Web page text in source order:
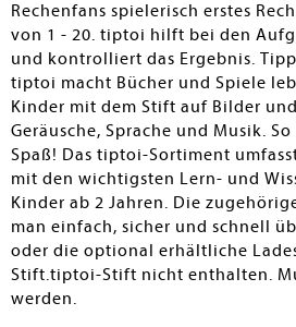
Rechenfans spielerisch erstes
von 1 - 20. tiptoi hilft bei den
und kontrolliert das Ergebnis.
tiptoi macht Bücher und Spiele
Kinder mit dem Stift auf Bilder
Geräusche, Sprache und Musik.
Spaß! Das tiptoi-Sortiment
mit den wichtigsten Lern- und
Kinder ab 2 Jahren. Die
man einfach, sicher und schnell
oder die optional erhältliche
Stift.tiptoi-Stift nicht enthalten.
werden.